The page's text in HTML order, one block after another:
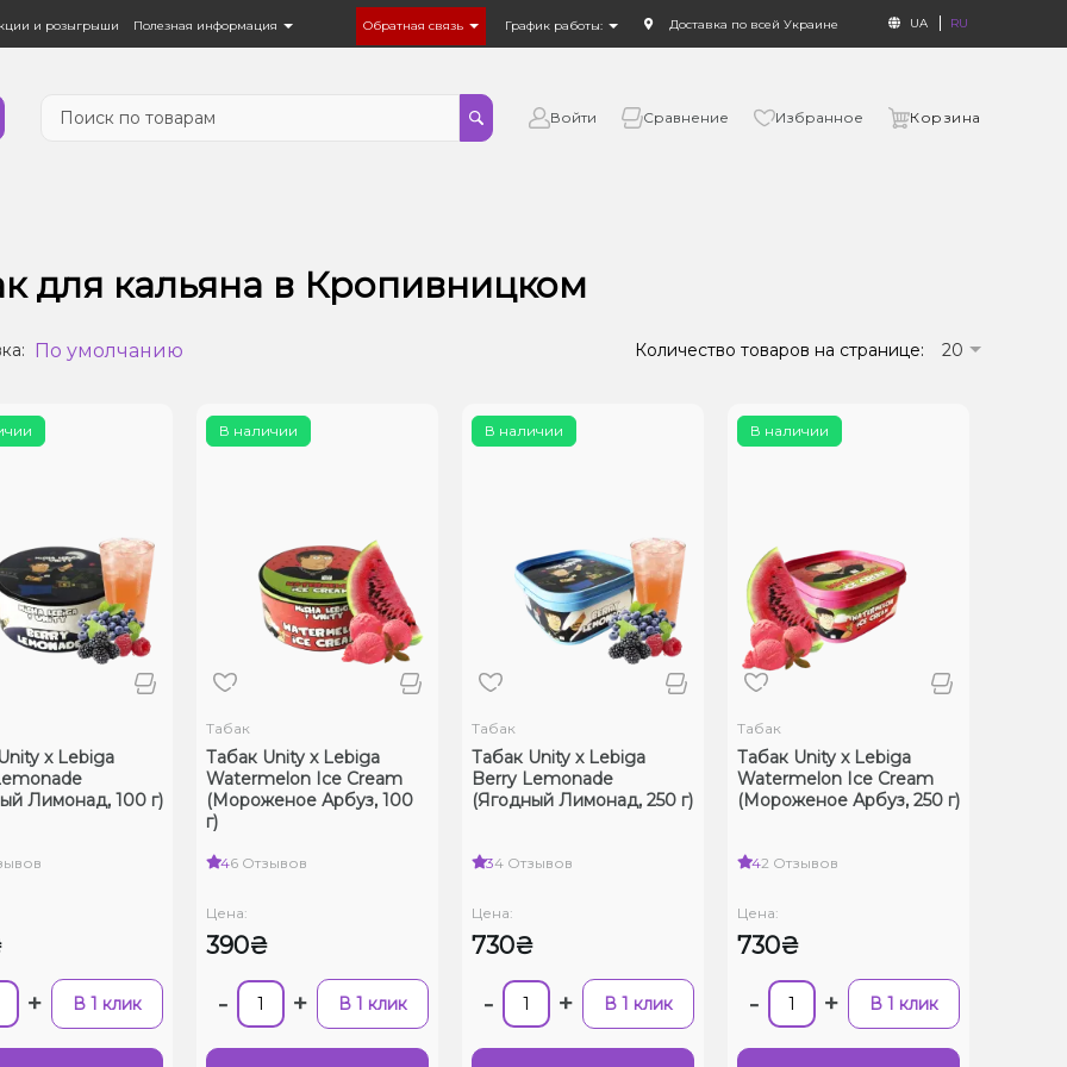
и розыгрыши Полезная информация Обратная связь График работы: Доставка по всей Украине UA RU
Войти Сравнение Избранное Корзина
для кальяна в Кропивницком
По умолчанию Количество товаров на странице: 20
x Lebiga
Лимонад, 100 г)
+ В 1 клик
В наличии
Табак
Табак Unity x Lebiga
Watermelon Ice Cream
(Мороженое Арбуз, 100
г)
46 Отзывов
Цена:
390₴
- + В 1 клик
В наличии
Табак
Табак Unity x Lebiga
Berry Lemonade
(Ягодный Лимонад, 250 г)
34 Отзывов
Цена:
730₴
- + В 1 клик
В наличии
Табак
Табак Unity x Lebiga
Watermelon Ice Cream
(Мороженое Арбуз, 250 г)
42 Отзывов
Цена:
730₴
- + В 1 клик